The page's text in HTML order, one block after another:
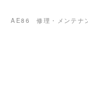
AE86 修理・メンテナ